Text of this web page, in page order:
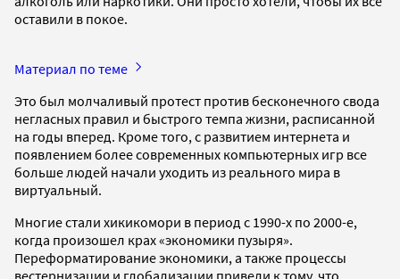
оставили в покое.
Материал по теме
Это был молчаливый протест против бесконечного свода
негласных правил и быстрого темпа жизни, расписанной
на годы вперед. Кроме того, с развитием интернета и
появлением более современных компьютерных игр все
больше людей начали уходить из реального мира в
виртуальный.
Многие стали хикикомори в период с 1990-х по 2000-е,
когда произошел крах «экономики пузыря».
Переформатирование экономики, а также процессы
вестернизации и глобализации привели к тому, что